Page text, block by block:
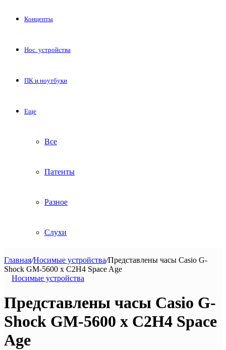
Концепты
Нос. устройства
ПК и ноутбуки
Еще
Все
Патенты
Разное
Слухи
Главная/Носимые устройства/Представлены часы Casio G-
Shock GM-5600 x C2H4 Space Age
Носимые устройства
Представлены часы Casio G-
Shock GM-5600 x C2H4 Space
Age